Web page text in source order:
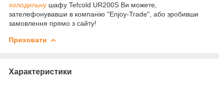
холодильну шафу Tefcold UR200S Ви можете,
зателефонувавши в компанію "Enjoy-Trade", або зробивши
замовлення прямо з сайту!
Приховати
Характеристики